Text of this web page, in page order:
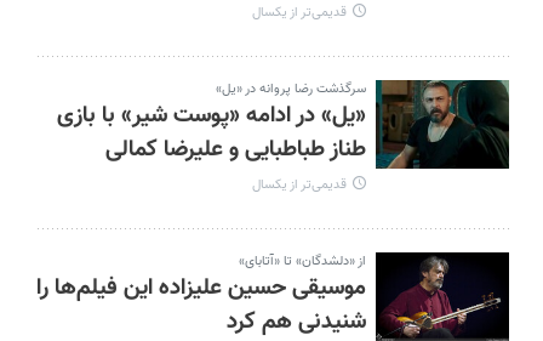
قدیمی‌تر از یکسال
سرگذشت رضا پروانه در «یل»
«یل» در ادامه «پوست شیر» با بازی
طناز طباطبایی و علیرضا کمالی
قدیمی‌تر از یکسال
از «دلشدگان» تا «آتابای»
موسیقی حسین علیزاده این فیلم‌ها را
شنیدنی هم کرد